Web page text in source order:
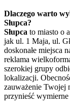
Dlaczego warto
Słupca?
Słupca to miasto o
jak ul. 1 Maja, ul.
doskonałe miejsca
reklama
szerokiej grupy
lokalizacji.
zauważenie Twojej
przynieść